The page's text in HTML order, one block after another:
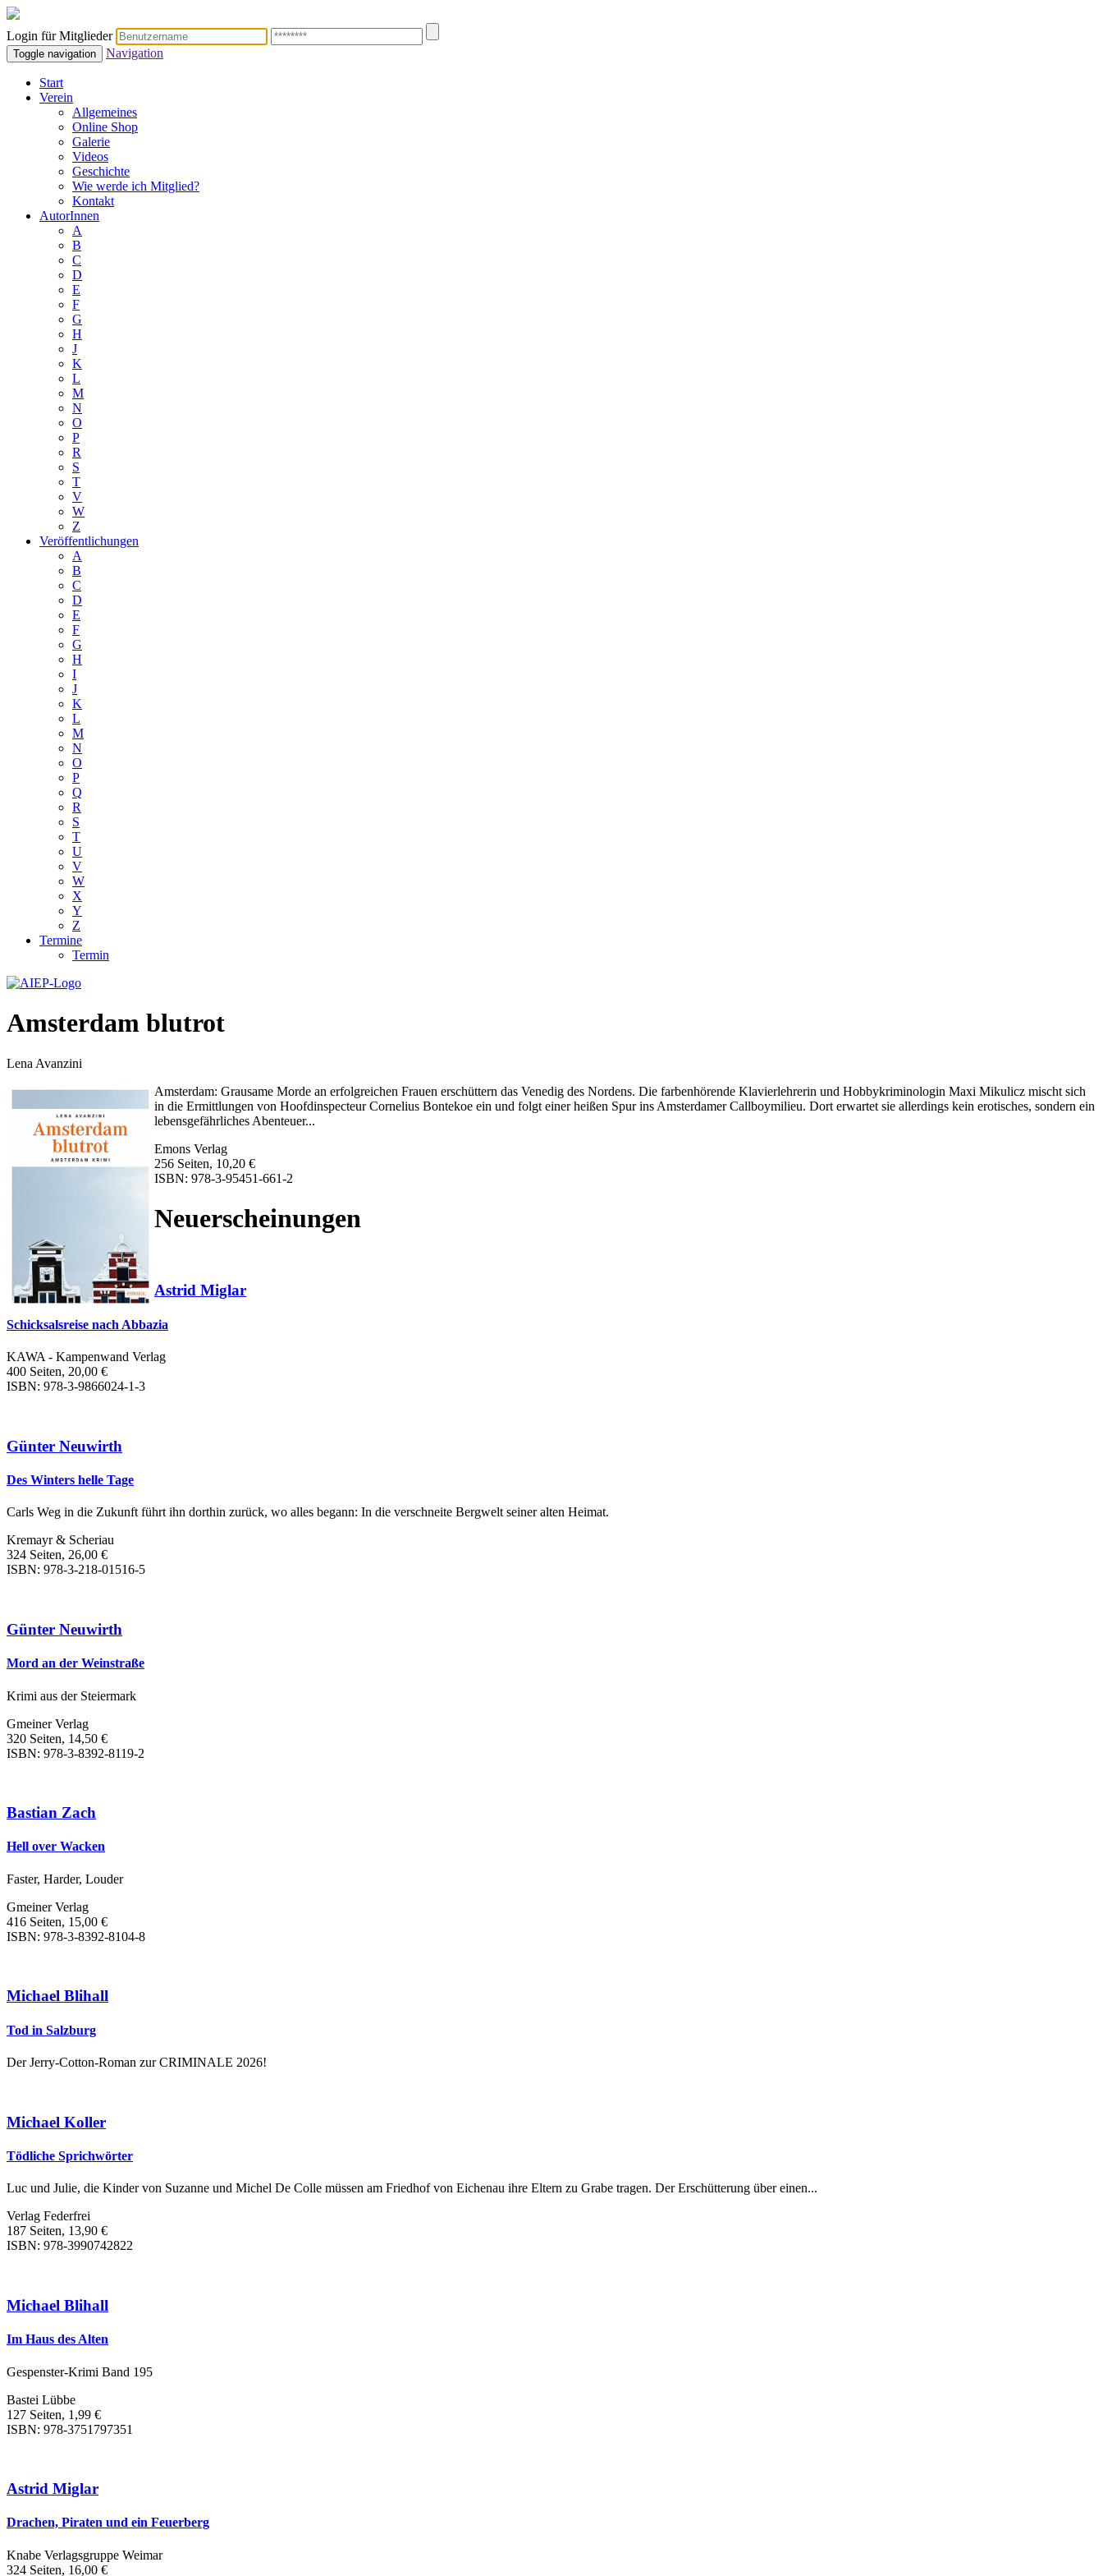
Login für Mitglieder
Toggle navigation Navigation
Start
Verein
Allgemeines
Online Shop
Galerie
Videos
Geschichte
Wie werde ich Mitglied?
Kontakt
AutorInnen
A
B
C
D
E
F
G
H
J
K
L
M
N
O
P
R
S
T
V
W
Z
Veröffentlichungen
A
B
C
D
E
F
G
H
I
J
K
L
M
N
O
P
Q
R
S
T
U
V
W
X
Y
Z
Termine
Termin
Amsterdam blutrot
Lena Avanzini
Amsterdam: Grausame Morde an erfolgreichen Frauen erschüttern das Venedig des Nordens. Die farbenhörende Klavierlehrerin und Hobbykriminologin Maxi Mikulicz mischt sich
in die Ermittlungen von Hoofdinspecteur Cornelius Bontekoe ein und folgt einer heißen Spur ins Amsterdamer Callboymilieu. Dort erwartet sie allerdings kein erotisches, sondern ein
lebensgefährliches Abenteuer...
Emons Verlag
256 Seiten, 10,20 €
ISBN: 978-3-95451-661-2
Neuerscheinungen
Astrid Miglar
Schicksalsreise nach Abbazia
KAWA - Kampenwand Verlag
400 Seiten, 20,00 €
ISBN: 978-3-9866024-1-3
Günter Neuwirth
Des Winters helle Tage
Carls Weg in die Zukunft führt ihn dorthin zurück, wo alles begann: In die verschneite Bergwelt seiner alten Heimat.
Kremayr & Scheriau
324 Seiten, 26,00 €
ISBN: 978-3-218-01516-5
Günter Neuwirth
Mord an der Weinstraße
Krimi aus der Steiermark
Gmeiner Verlag
320 Seiten, 14,50 €
ISBN: 978-3-8392-8119-2
Bastian Zach
Hell over Wacken
Faster, Harder, Louder
Gmeiner Verlag
416 Seiten, 15,00 €
ISBN: 978-3-8392-8104-8
Michael Blihall
Tod in Salzburg
Der Jerry-Cotton-Roman zur CRIMINALE 2026!
Michael Koller
Tödliche Sprichwörter
Luc und Julie, die Kinder von Suzanne und Michel De Colle müssen am Friedhof von Eichenau ihre Eltern zu Grabe tragen. Der Erschütterung über einen...
Verlag Federfrei
187 Seiten, 13,90 €
ISBN: 978-3990742822
Michael Blihall
Im Haus des Alten
Gespenster-Krimi Band 195
Bastei Lübbe
127 Seiten, 1,99 €
ISBN: 978-3751797351
Astrid Miglar
Drachen, Piraten und ein Feuerberg
Knabe Verlagsgruppe Weimar
324 Seiten, 16,00 €